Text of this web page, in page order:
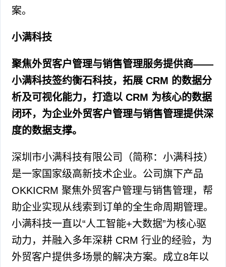
案。
小满科技
聚焦外贸客户管理与销售管理服务提供商——
小满科技签约衡石科技，拓展 CRM 的数据分
析及可视化能力，打造以 CRM 为核心的数据
闭环，为企业外贸客户管理与销售管理提供深
度的数据支撑。
深圳市小满科技有限公司（简称：小满科技）
是一家国家级高新技术企业。公司旗下产品
OKKICRM 聚焦外贸客户管理与销售管理，帮
助企业实现从线索到订单的全生命周期管理。
小满科技一直以“人工智能+大数据”为核心驱
动力，并融入多年深耕 CRM 行业的经验，为
外贸客户提供多场景的解决方案。成立8年以